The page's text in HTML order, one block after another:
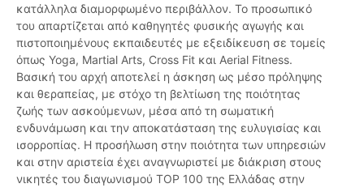
κατάλληλα διαμορφωμένο περιβάλλον. Το προσωπικό
του απαρτίζεται από καθηγητές φυσικής αγωγής και
πιστοποιημένους εκπαιδευτές με εξειδίκευση σε τομείς
όπως Yoga, Martial Arts, Cross Fit και Aerial Fitness.
Βασική του αρχή αποτελεί η άσκηση ως μέσο πρόληψης
και θεραπείας, με στόχο τη βελτίωση της ποιότητας
ζωής των ασκούμενων, μέσα από τη σωματική
ενδυνάμωση και την αποκατάσταση της ευλυγισίας και
ισορροπίας. Η προσήλωση στην ποιότητα των υπηρεσιών
και στην αριστεία έχει αναγνωριστεί με διάκριση στους
νικητές του διαγωνισμού TOP 100 της Ελλάδας στην